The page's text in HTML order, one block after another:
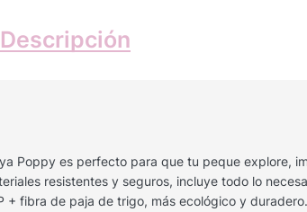
Descripción
Poppy es perfecto para que tu peque explore,
resistentes y seguros, incluye todo lo
fibra de paja de trigo, más ecológico y